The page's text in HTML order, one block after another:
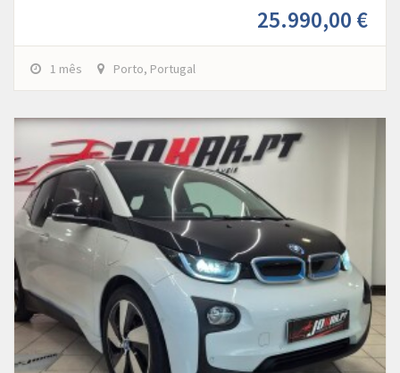
25.990,00 €
1 mês Porto, Portugal